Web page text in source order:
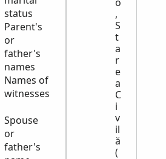
status
Parent's
or
father's
names
Names of
witnesses
Spouse
or
father's
,
S
t
a
r
e
a
C
i
v
il
ă
(